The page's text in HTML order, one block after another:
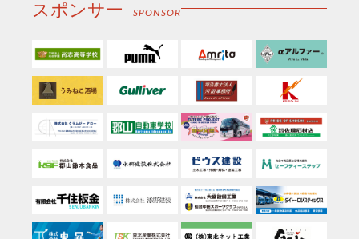
スポンサー SPONSOR